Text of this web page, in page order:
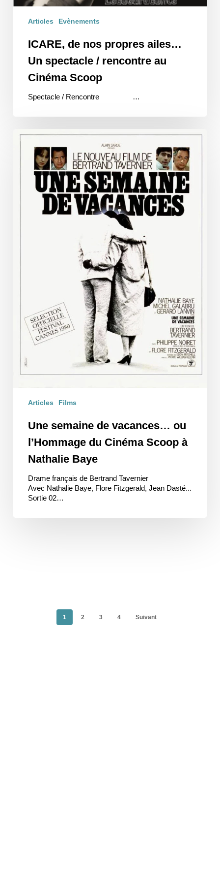
Articles Evènements
ICARE, de nos propres ailes…
Un spectacle / rencontre au
Cinéma Scoop
Spectacle / Rencontre …
Une
semaine
vacances…
Articles Films
Une semaine de vacances… ou
l’Hommage du Cinéma Scoop à
Nathalie Baye
Drame français de Bertrand Tavernier
Avec Nathalie Baye, Flore Fitzgerald, Jean Dasté...
Sortie 02…
1 2 3 4 Suivant